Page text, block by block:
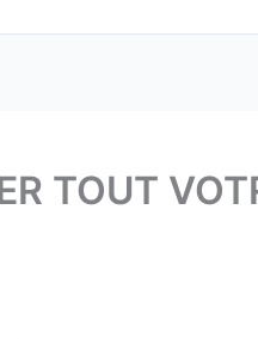
TOUT